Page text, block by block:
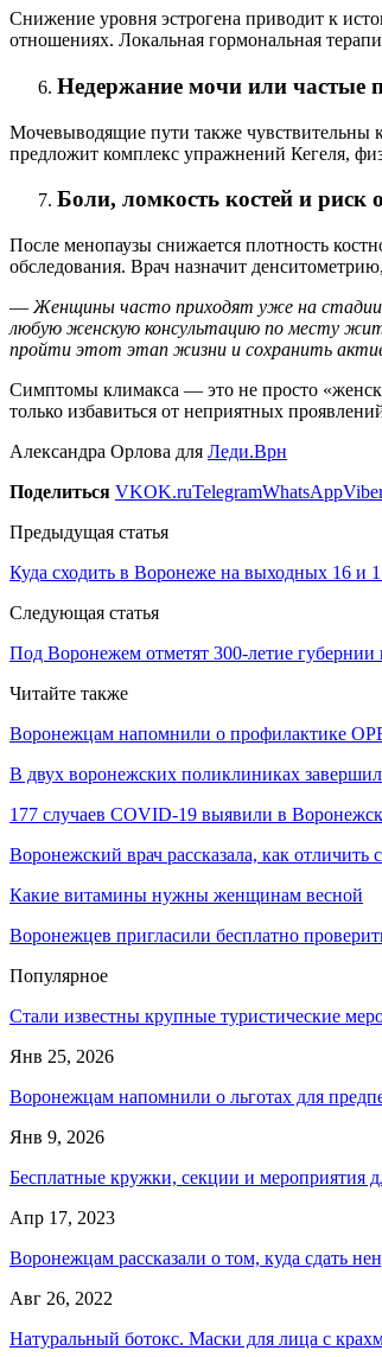
Снижение уровня эстрогена приводит к
отношениях. Локальная гормональная
Недержание мочи или частые
Мочевыводящие пути также чувствительны
предложит комплекс упражнений Кегеля,
Боли, ломкость костей и риск
После менопаузы снижается плотность
обследования. Врач назначит
— Женщины часто приходят уже на
любую женскую консультацию по месту
пройти этот этап жизни и сохранить
Симптомы климакса — это не просто
только избавиться от неприятных
Александра Орлова для Леди.Врн
Поделиться VKOK.ruTelegramWhatsApp
Предыдущая статья
Куда сходить в Воронеже на выходных 16 и
Следующая статья
Под Воронежем отметят 300-летие
Читайте также
Воронежцам напомнили о профилактике
В двух воронежских поликлиниках
177 случаев COVID-19 выявили в
Воронежский врач рассказала, как
Какие витамины нужны женщинам весной
Воронежцев пригласили бесплатно
Популярное
Стали известны крупные туристические
Янв 25, 2026
Воронежцам напомнили о льготах для
Янв 9, 2026
Бесплатные кружки, секции и мероприятия
Апр 17, 2023
Воронежцам рассказали о том, куда сдать
Авг 26, 2022
Натуральный ботокс. Маски для лица с